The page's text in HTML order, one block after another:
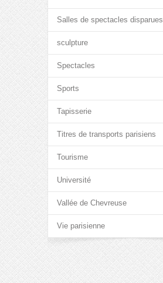
Salles de spectacles disparues
sculpture
Spectacles
Sports
Tapisserie
Titres de transports parisiens
Tourisme
Université
Vallée de Chevreuse
Vie parisienne